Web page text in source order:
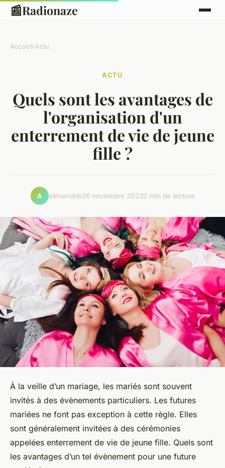
📰Radionaze
Accueil›Actu
ACTU
Quels sont les avantages de
l'organisation d'un
enterrement de vie de jeune
fille ?
A alexandrie26 novembre 20232 min de lecture
À la veille d’un mariage, les mariés sont souvent
invités à des évènements particuliers. Les futures
mariées ne font pas exception à cette règle. Elles
sont généralement invitées à des cérémonies
appelées enterrement de vie de jeune fille. Quels sont
les avantages d’un tel évènement pour une future